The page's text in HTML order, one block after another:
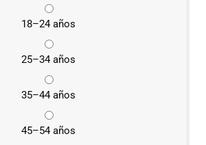
18–24 años
25–34 años
35–44 años
45–54 años